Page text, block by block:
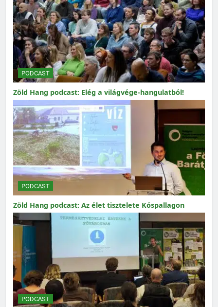
PODCAST
Zöld Hang podcast: Elég a világvége-hangulatból!
PODCAST
Zöld Hang podcast: Az élet tisztelete Kóspallagon
PODCAST